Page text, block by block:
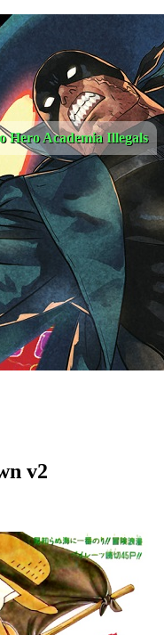
Hero Academia Illegals
v2